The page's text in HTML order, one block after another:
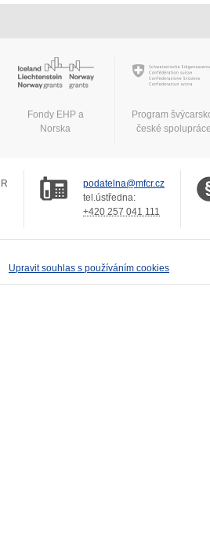
Fondy EHP a
Norska
Program
české
podatelna@mfcr.cz
tel.ústředna:
+420 257 041 111
Upravit souhlas s používáním cookies